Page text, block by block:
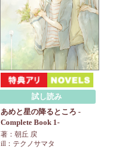
試し読み
あめと星の降るところ -
Complete Book 1-
著：朝丘 戻
ill：テクノサマタ